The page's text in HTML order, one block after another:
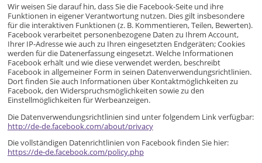
Wir weisen Sie darauf hin, dass Sie die Facebook-Seite und ihre
Funktionen in eigener Verantwortung nutzen. Dies gilt insbesondere
für die interaktiven Funktionen (z. B. Kommentieren, Teilen, Bewerten).
Facebook verarbeitet personenbezogene Daten zu Ihrem Account,
Ihrer IP-Adresse wie auch zu Ihren eingesetzten Endgeräten; Cookies
werden für die Datenerfassung eingesetzt. Welche Informationen
Facebook erhält und wie diese verwendet werden, beschreibt
Facebook in allgemeiner Form in seinen Datenverwendungsrichtlinien.
Dort finden Sie auch Informationen über Kontaktmöglichkeiten zu
Facebook, den Widerspruchsmöglichkeiten sowie zu den
Einstellmöglichkeiten für Werbeanzeigen.
Die Datenverwendungsrichtlinien sind unter folgendem Link verfügbar:
http://de-de.facebook.com/about/privacy
Die vollständigen Datenrichtlinien von Facebook finden Sie hier:
https://de-de.facebook.com/policy.php